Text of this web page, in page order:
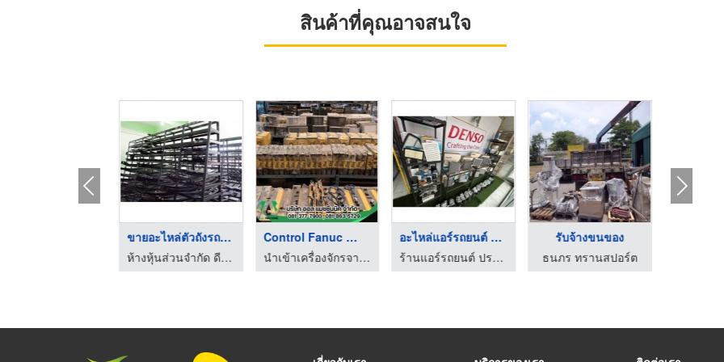
สินค้าที่คุณอาจสนใจ
ขายอะไหล่ตัวถังรถยนต ...
ห้างหุ้นส่วนจำกัด ดีพร้อมอะไหล่ยนต์
Control Fanuc นำเข้า ...
นำเข้าเครื่องจักรจากญี่ปุ่น อะไหล่เครื่องจักรญี่ปุ่น
อะไหล่แอร์รถยนต์ CO ...
ร้านแอร์รถยนต์ ปราจีนแอร์
รับจ้างขนของ
ธนภร ทรานสปอร์ต